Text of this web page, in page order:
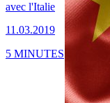
avec l'Italie
11.03.2019
5 MINUTES